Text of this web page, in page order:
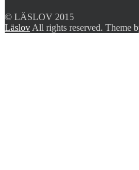
© LÄSLOV 2015
Läslov All rights reserved. Theme